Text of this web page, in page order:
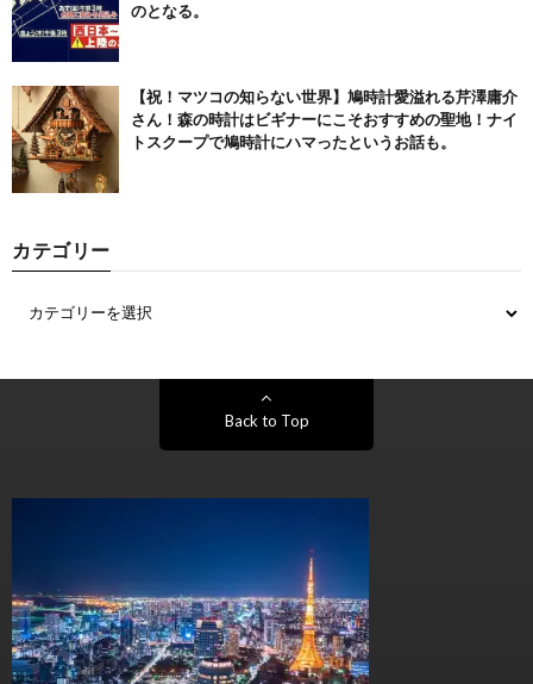
のとなる。
【祝！マツコの知らない世界】鳩時計愛溢れる芹澤庸介
さん！森の時計はビギナーにこそおすすめの聖地！ナイ
トスクープで鳩時計にハマったというお話も。
カテゴリー
Back to Top